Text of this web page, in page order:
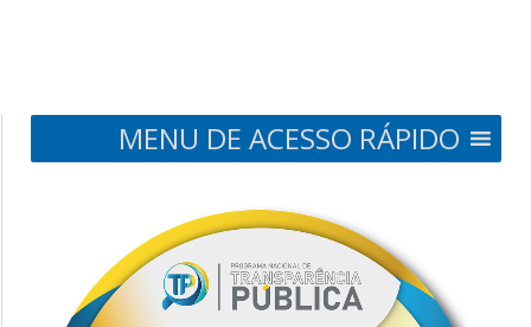
MENU DE ACESSO RÁPIDO